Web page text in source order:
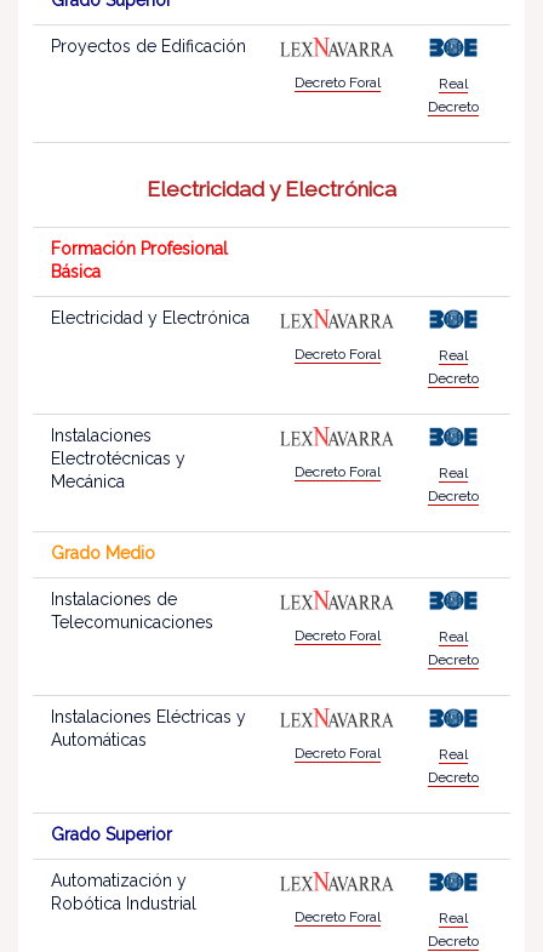
Proyectos de Edificación
Decreto Foral
Real
Decreto
Electricidad y Electrónica
Formación Profesional
Básica
Electricidad y Electrónica
Decreto Foral
Real
Decreto
Instalaciones
Electrotécnicas y
Mecánica
Decreto Foral
Real
Decreto
Grado Medio
Instalaciones de
Telecomunicaciones
Decreto Foral
Real
Decreto
Instalaciones Eléctricas y
Automáticas
Decreto Foral
Real
Decreto
Grado Superior
Automatización y
Robótica Industrial
Decreto Foral
Real
Decreto